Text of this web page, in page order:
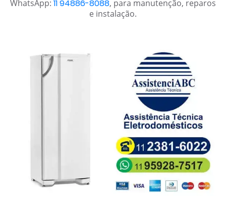
WhatsApp: 11 94886-8088, para manutenção, reparos
e instalação.